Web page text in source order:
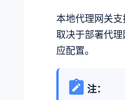
本地代理网关
取决于部署代
应配置。
注：